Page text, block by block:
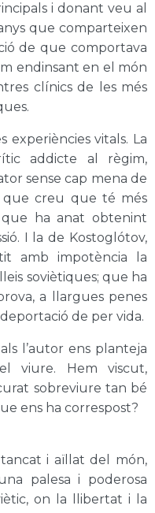
i donant veu al
que comparteixen
de que comportava
endinsant en el món
clínics de les més
experiències vitals. La
addicte al règim,
sense cap mena de
que creu que té més
ha anat obtenint
I la de Kostoglótov,
amb impotència la
soviètiques; que ha
a llargues penes
de per vida.
l’autor ens planteja
viure. Hem viscut,
sobreviure tan bé
ens ha correspost?
tancat i aïllat del món,
palesa i poderosa
on la llibertat i la